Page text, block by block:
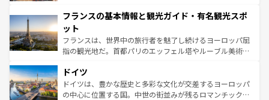
ませてくれるイタリアで、忘れられない旅をしてみよう！
なお、新着のイタリア情報は
しい。
文化が根付くこの国では、情熱的なフラメンコ、熱気あふ
れる闘牛、そして美味しいタパスが生活の一部となってい
る。首都マドリードの洗練された雰囲気や、バルセロナの
アートに溢れた街角から、地方では古代ローマ遺跡や中世
せる。地方によって風土や気候が異なるスペインはその個
性で訪れる人を魅了する。 なお、新着のスペイン情報は コ
ンテンツ一覧を参照してほしい。
フランスの基本情報と観光ガイド・有名観光スポ
ット
フランスは、世界中の旅行者を魅了し続けるヨーロッパ屈
指の観光地だ。首都パリのエッフェル塔やルーブル美術館
で、幅広い魅力が詰まっている。華麗な宮殿、歴史的な大
聖堂、美しいビーチ、そして豊かな自然が、訪れる者を心
から魅了する。また、フランスは美食の国としても知ら
ドイツ
ドイツは、豊かな歴史と多彩な文化が交差するヨーロッパ
の中心に位置する国。中世の街並みが残るロマンチック街